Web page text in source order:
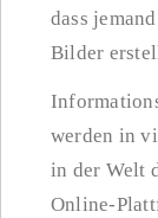
dass
Bilder
werden in
in der Welt
Online-